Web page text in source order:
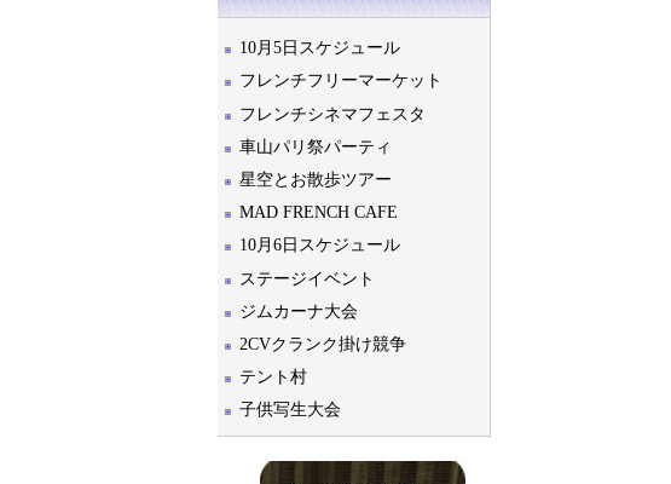
10月5日スケジュール
フレンチフリーマーケット
フレンチシネマフェスタ
車山パリ祭パーティ
星空とお散歩ツアー
MAD FRENCH CAFE
10月6日スケジュール
ステージイベント
ジムカーナ大会
2CVクランク掛け競争
テント村
子供写生大会